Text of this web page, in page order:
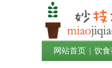
网站首页 | 饮